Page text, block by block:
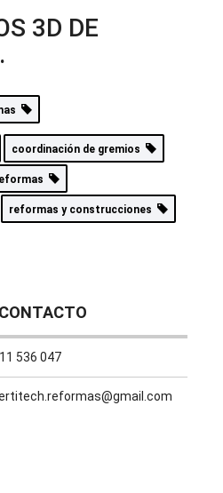
3D DE
coordinación de gremios
reformas y construcciones
536 047